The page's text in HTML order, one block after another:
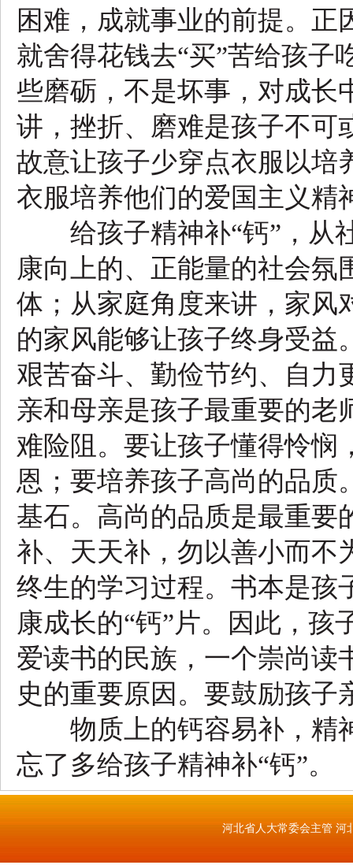
困难，成就事业的前提。
就舍得花钱去“买”苦给孩子
些磨砺，不是坏事，对成长
讲，挫折、磨难是孩子不可
故意让孩子少穿点衣服以培
衣服培养他们的爱国主义精
给孩子精神补“钙”，从
康向上的、正能量的社会氛
体；从家庭角度来讲，家风
的家风能够让孩子终身受益
艰苦奋斗、勤俭节约、自力
亲和母亲是孩子最重要的老
难险阻。要让孩子懂得怜悯
恩；要培养孩子高尚的品质
基石。高尚的品质是最重要
补、天天补，勿以善小而不
终生的学习过程。书本是孩
康成长的“钙”片。因此，
爱读书的民族，一个崇尚读
史的重要原因。要鼓励孩子
物质上的钙容易补，精神
忘了多给孩子精神补“钙”。
河北省人大常委会主管 河